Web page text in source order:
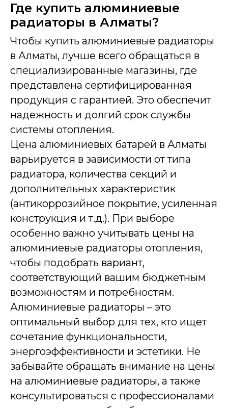
Где купить алюминиевые
радиаторы в Алматы?
Чтобы купить алюминиевые радиаторы
в Алматы, лучше всего обращаться в
специализированные магазины, где
представлена сертифицированная
продукция с гарантией. Это обеспечит
надежность и долгий срок службы
системы отопления.
Цена алюминиевых батарей в Алматы
варьируется в зависимости от типа
радиатора, количества секций и
дополнительных характеристик
(антикоррозийное покрытие, усиленная
конструкция и т.д.). При выборе
особенно важно учитывать цены на
алюминиевые радиаторы отопления,
чтобы подобрать вариант,
соответствующий вашим бюджетным
возможностям и потребностям.
Алюминиевые радиаторы – это
оптимальный выбор для тех, кто ищет
сочетание функциональности,
энергоэффективности и эстетики. Не
забывайте обращать внимание на цены
на алюминиевые радиаторы, а также
консультироваться с профессионалами